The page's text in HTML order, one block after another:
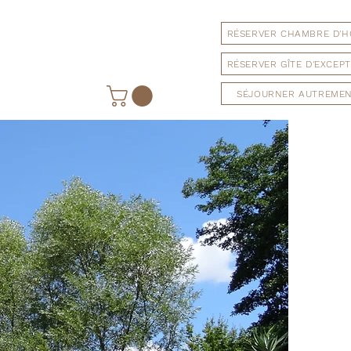
RÉSERVER CHAMBRE
RÉSERVER GÎTE
SÉJOURNER